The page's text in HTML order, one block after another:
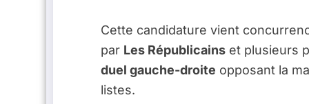
Cette candidature vient
par Les Républicains et plusieurs
duel gauche-droite opposant la
listes.